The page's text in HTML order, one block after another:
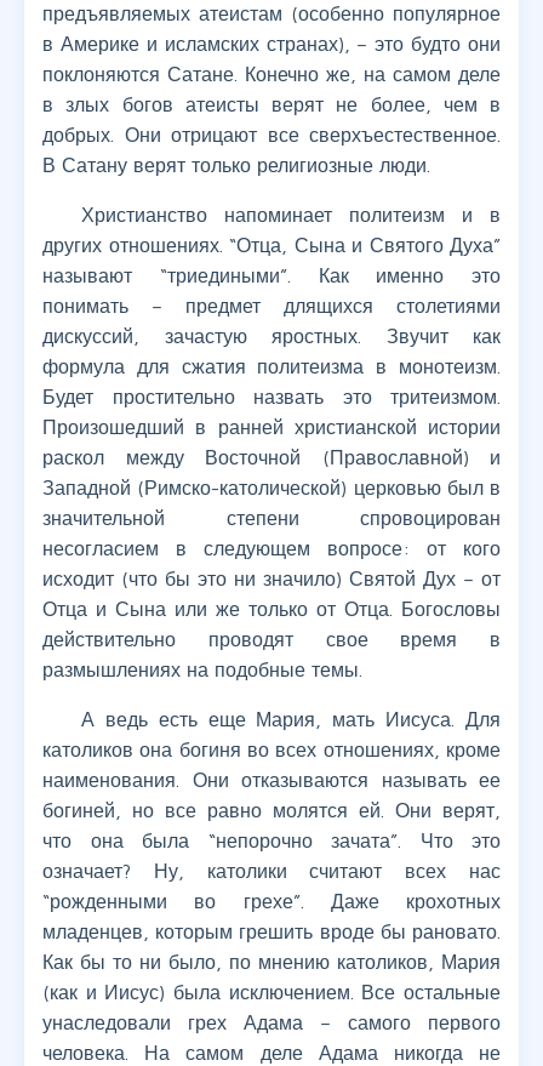
предъявляемых атеистам (особенно популярное
в Америке и исламских странах), – это будто они
поклоняются Сатане. Конечно же, на самом деле
в злых богов атеисты верят не более, чем в
добрых. Они отрицают все сверхъестественное.
В Сатану верят только религиозные люди.
Христианство напоминает политеизм и в
других отношениях. “Отца, Сына и Святого Духа”
называют “триедиными”. Как именно это
понимать – предмет длящихся столетиями
дискуссий, зачастую яростных. Звучит как
формула для сжатия политеизма в монотеизм.
Будет простительно назвать это тритеизмом.
Произошедший в ранней христианской истории
раскол между Восточной (Православной) и
Западной (Римско-католической) церковью был в
значительной степени спровоцирован
несогласием в следующем вопросе: от кого
исходит (что бы это ни значило) Святой Дух – от
Отца и Сына или же только от Отца. Богословы
действительно проводят свое время в
размышлениях на подобные темы.
А ведь есть еще Мария, мать Иисуса. Для
католиков она богиня во всех отношениях, кроме
наименования. Они отказываются называть ее
богиней, но все равно молятся ей. Они верят,
что она была “непорочно зачата”. Что это
означает? Ну, католики считают всех нас
“рожденными во грехе”. Даже крохотных
младенцев, которым грешить вроде бы рановато.
Как бы то ни было, по мнению католиков, Мария
(как и Иисус) была исключением. Все остальные
унаследовали грех Адама – самого первого
человека. На самом деле Адама никогда не